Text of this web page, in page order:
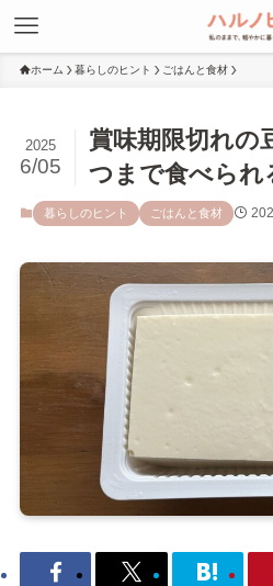
ホーム 暮らしのヒント ごはんと食材
賞味期限切れの
つまで食べられ
2025
6/05
暮らしのヒント ごはんと食材